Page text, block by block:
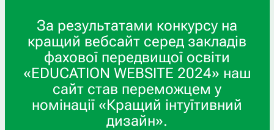
За результатами конкурсу на
кращий вебсайт серед закладів
фахової передвищої освіти
«EDUCATION WEBSITE 2024» наш
сайт став переможцем у
номінації «Кращий інтуїтивний
дизайн».